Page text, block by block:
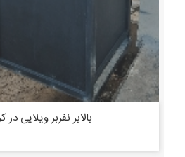
بالابر نفربر ویلایی